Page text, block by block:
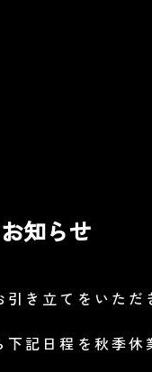
知らせ
き立てをいただ
下記日程を秋季休